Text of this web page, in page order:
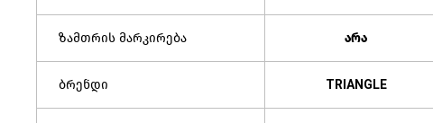
ზამთრის მარკირება არა
ბრენდი TRIANGLE